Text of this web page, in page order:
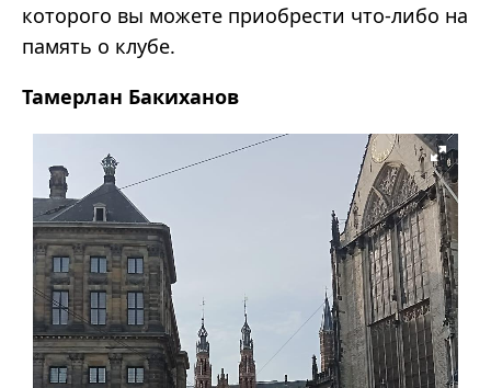
которого вы можете приобрести что-либо на
память о клубе.
Тамерлан Бакиханов